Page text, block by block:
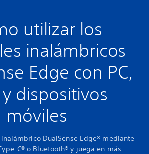
utilizar los
inalámbricos
Edge con PC,
dispositivos
móviles
DualSense Edge® mediante
C® o Bluetooth® y juega en más